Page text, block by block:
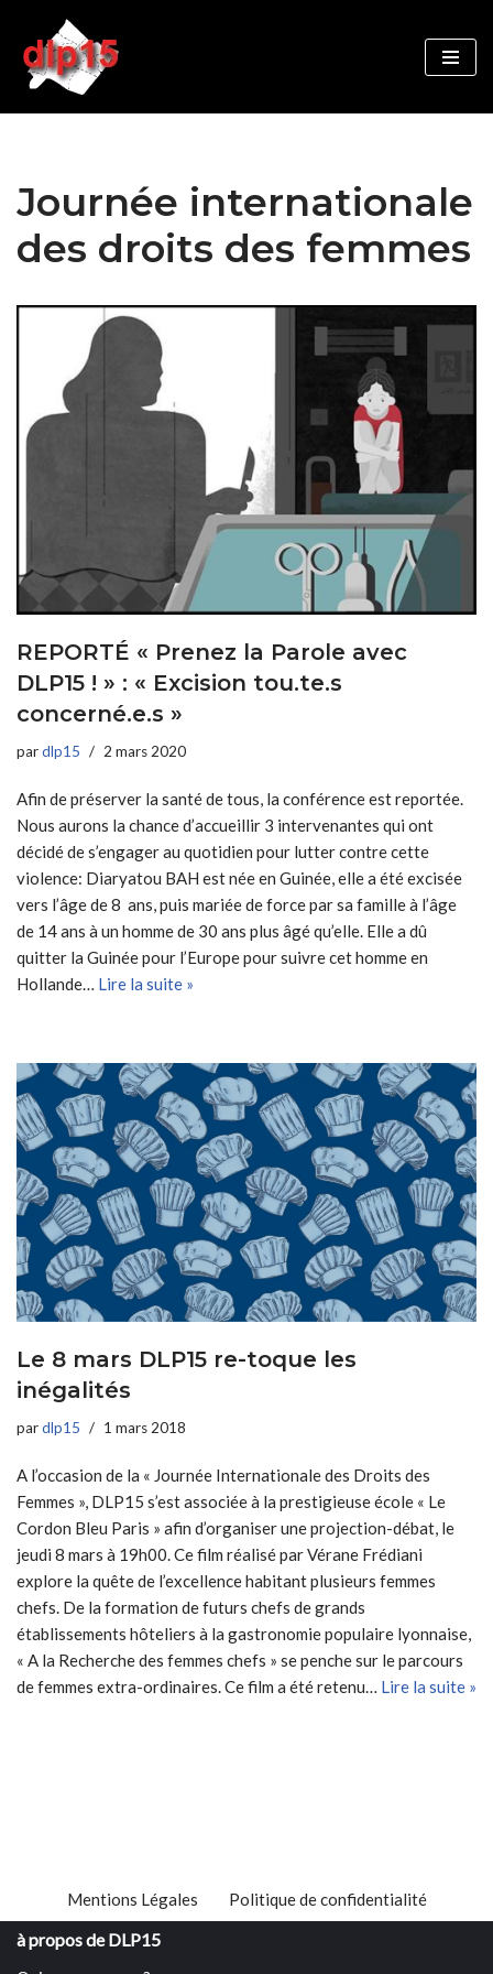
Aller
au
contenu
Journée internationale
des droits des femmes
REPORTÉ « Prenez la Parole avec
DLP15 ! » : « Excision tou.te.s
concerné.e.s »
pardlp15 2 mars 2020
Afin de préserver la santé de tous, la conférence est reportée.
Nous aurons la chance d’accueillir 3 intervenantes qui ont
décidé de s’engager au quotidien pour lutter contre cette
violence: Diaryatou BAH est née en Guinée, elle a été excisée
vers l’âge de 8 ans, puis mariée de force par sa famille à l’âge
de 14 ans à un homme de 30 ans plus âgé qu’elle. Elle a dû
quitter la Guinée pour l’Europe pour suivre cet homme en
Hollande… Lire la suite »
Le 8 mars DLP15 re-toque les
inégalités
pardlp15 1 mars 2018
A l’occasion de la « Journée Internationale des Droits des
Femmes », DLP15 s’est associée à la prestigieuse école « Le
Cordon Bleu Paris » afin d’organiser une projection-débat, le
jeudi 8 mars à 19h00. Ce film réalisé par Vérane Frédiani
explore la quête de l’excellence habitant plusieurs femmes
chefs. De la formation de futurs chefs de grands
établissements hôteliers à la gastronomie populaire lyonnaise,
« A la Recherche des femmes chefs » se penche sur le parcours
de femmes extra-ordinaires. Ce film a été retenu… Lire la suite »
Mentions Légales Politique de confidentialité
à propos de DLP15